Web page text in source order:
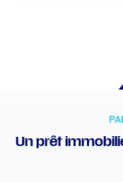
Un prêt